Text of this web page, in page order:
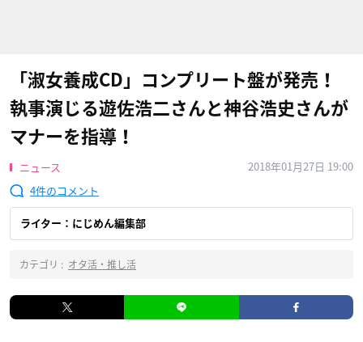
「淑女養成CD」コンプリート盤が発売！
執事演じる遊佐浩二さんと神谷浩史さんが
マナーを指導！
ニュース
2018年01月27日 19:00
4
ライター：にじめん編集部
カテゴリ : オタ活・推し活